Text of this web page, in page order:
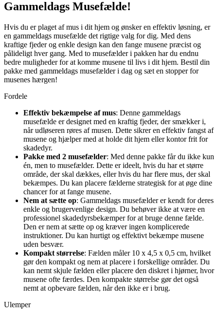
Gammeldags Musefælde!
Hvis du er plaget af mus i dit hjem og ønsker en effektiv løsning, er
en gammeldags musefælde det rigtige valg for dig. Med dens
kraftige fjeder og enkle design kan den fange musene præcist og
pålideligt hver gang. Med to musefælder i pakken har du endnu
bedre muligheder for at komme musene til livs i dit hjem. Bestil din
pakke med gammeldags musefælder i dag og sæt en stopper for
musenes hærgen!
Fordele
Effektiv bekæmpelse af mus: Denne gammeldags
musefælde er designet med en kraftig fjeder, der smækker i,
når udløseren røres af musen. Dette sikrer en effektiv fangst af
musene og hjælper med at holde dit hjem eller kontor frit for
skadedyr.
Pakke med 2 musefælder: Med denne pakke får du ikke kun
én, men to musefælder. Dette er ideelt, hvis du har et større
område, der skal dækkes, eller hvis du har flere mus, der skal
bekæmpes. Du kan placere fælderne strategisk for at øge dine
chancer for at fange musene.
Nem at sætte op: Gammeldags musefælder er kendt for deres
enkle og brugervenlige design. Du behøver ikke at være en
professionel skadedyrsbekæmper for at bruge denne fælde.
Den er nem at sætte op og kræver ingen komplicerede
instruktioner. Du kan hurtigt og effektivt bekæmpe musene
uden besvær.
Kompakt størrelse: Fælden måler 10 x 4,5 x 0,5 cm, hvilket
gør den kompakt og nem at placere i forskellige områder. Du
kan nemt skjule fælden eller placere den diskret i hjørner, hvor
musene ofte færdes. Den kompakte størrelse gør det også
nemt at opbevare fælden, når den ikke er i brug.
Ulemper